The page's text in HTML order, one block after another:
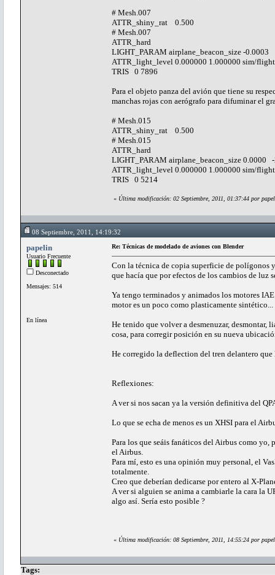
# Mesh.007
ATTR_shiny_rat 0.500
# Mesh.007
ATTR_hard
LIGHT_PARAM airplane_beacon_size -
ATTR_light_level 0.000000 1.000000 sim/
TRIS 0 7896
Para el objeto panza del avión que tiene su
manchas rojas con aerógrafo para difuminar el
# Mesh.015
ATTR_shiny_rat 0.500
# Mesh.015
ATTR_hard
LIGHT_PARAM airplane_beacon_size
ATTR_light_level 0.000000 1.000000 sim/
TRIS 0 5214
« Última modificación: 02 Septiembre, 2011, 01:37:44 por
08 Septiembre, 2011, 14:19:32
papelin
Usuario Frecuente
Desconectado
Mensajes: 514
En línea
Re: Técnicas de modelado de aviones con Blender
Con la técnica de copia superficie de polígonos
que hacía que por efectos de los cambios de luz
Ya tengo terminados y animados los motores
motor es un poco como plasticamente
He tenido que volver a desmenuzar, desmontar,
cosa, para corregir posición en su nueva
He corregido la deflection del tren delantero
Reflexiones:
A ver si nos sacan ya la versión definitiva del
Lo que se echa de menos es un XHSI para el
Para los que seáis fanáticos del Airbus como yo,
el Airbus.
Para mí, esto es una opinión muy personal, el
totalmente.
Creo que deberían dedicarse por entero al X-
A ver si alguien se anima a cambiarle la cara la
algo así. Sería esto posible ?
« Última modificación: 08 Septiembre, 2011, 14:55:24 por
Tags: